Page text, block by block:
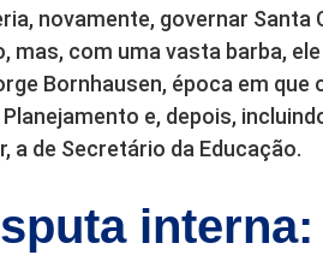
novamente, governar Santa
mas, com uma vasta barba,
Bornhausen, época em
e, depois,
a de Secretário da Educação.